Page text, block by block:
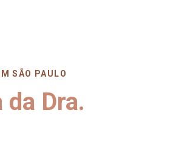
SÃO PAULO
Dra.